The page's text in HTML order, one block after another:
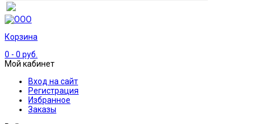
Корзина
0 - 0 руб.
Мой кабинет
Вход на сайт
Регистрация
Избранное
Заказы